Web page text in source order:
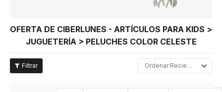
OFERTA DE CIBERLUNES - ARTÍCULOS PARA KIDS >
JUGUETERÍA > PELUCHES COLOR CELESTE
Recientes